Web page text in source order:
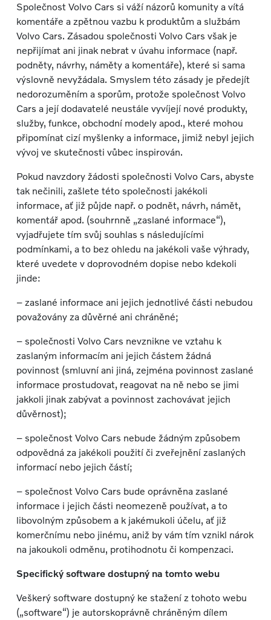
Společnost Volvo Cars si váží názorů komunity a vítá
komentáře a zpětnou vazbu k produktům a službám
Volvo Cars. Zásadou společnosti Volvo Cars však je
nepřijímat ani jinak nebrat v úvahu informace (např.
podněty, návrhy, náměty a komentáře), které si sama
výslovně nevyžádala. Smyslem této zásady je předejít
nedorozuměním a sporům, protože společnost Volvo
Cars a její dodavatelé neustále vyvíjejí nové produkty,
služby, funkce, obchodní modely apod., které mohou
připomínat cizí myšlenky a informace, jimiž nebyl jejich
vývoj ve skutečnosti vůbec inspirován.
Pokud navzdory žádosti společnosti Volvo Cars, abyste
tak nečinili, zašlete této společnosti jakékoli
informace, ať již půjde např. o podnět, návrh, námět,
komentář apod. (souhrnně „zaslané informace“),
vyjadřujete tím svůj souhlas s následujícími
podmínkami, a to bez ohledu na jakékoli vaše výhrady,
které uvedete v doprovodném dopise nebo kdekoli
jinde:
– zaslané informace ani jejich jednotlivé části nebudou
považovány za důvěrné ani chráněné;
– společnosti Volvo Cars nevznikne ve vztahu k
zaslaným informacím ani jejich částem žádná
povinnost (smluvní ani jiná, zejména povinnost zaslané
informace prostudovat, reagovat na ně nebo se jimi
jakkoli jinak zabývat a povinnost zachovávat jejich
důvěrnost);
– společnost Volvo Cars nebude žádným způsobem
odpovědná za jakékoli použití či zveřejnění zaslaných
informací nebo jejich částí;
– společnost Volvo Cars bude oprávněna zaslané
informace i jejich části neomezeně používat, a to
libovolným způsobem a k jakémukoli účelu, ať již
komerčnímu nebo jinému, aniž by vám tím vznikl nárok
na jakoukoli odměnu, protihodnotu či kompenzaci.
Specifický software dostupný na tomto webu
Veškerý software dostupný ke stažení z tohoto webu
(„software“) je autorskoprávně chráněným dílem